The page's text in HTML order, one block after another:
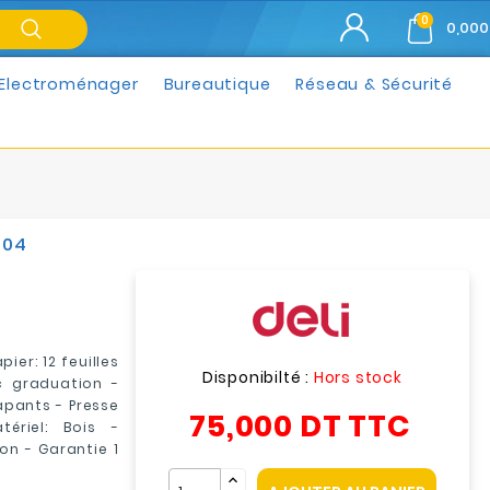
0
Bureautique Réseau & Sécurité
12 feuilles
graduation -
- Presse
Bois -
- Garantie 1
Disponibilté : Hors stock
75,000 DT TTC